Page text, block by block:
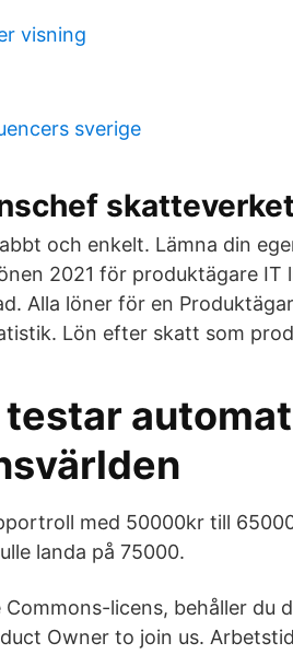
visning
sverige
och enkelt. Lämna din
2021 för produktägare
Alla löner för en
Lön efter skatt som
med 50000kr till
landa på 75000.
Commons-licens, behåller du
Owner to join us.